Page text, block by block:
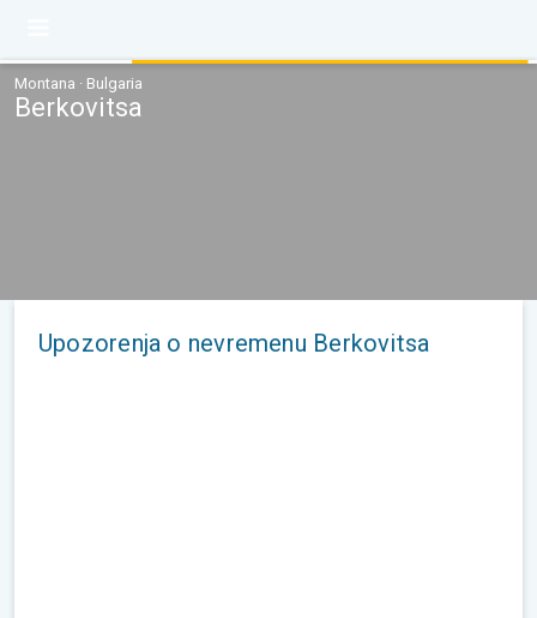
Montana · Bulgaria
Berkovitsa
Upozorenja o nevremenu Berkovitsa